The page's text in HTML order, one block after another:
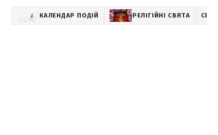
КАЛЕНДАР ПОДІЙ РЕЛІГІЙНІ СВЯТА